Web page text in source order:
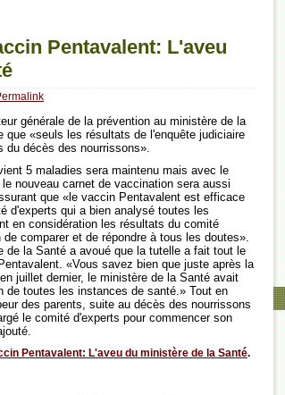
Pentavalent: L'aveu
générale de la prévention au ministère de la
que «seuls les résultats de l'enquête judiciaire
du décès des nourrissons».
5 maladies sera maintenu mais avec le
nouveau carnet de vaccination sera aussi
que «le vaccin Pentavalent est efficace
d'experts qui a bien analysé toutes les
en considération les résultats du comité
comparer et de répondre à tous les doutes».
de la Santé a avoué que la tutelle a fait tout le
«Vous savez bien que juste après la
juillet dernier, le ministère de la Santé avait
toutes les instances de santé.» Tout en
des parents, suite au décès des nourrissons
le comité d'experts pour commencer son
Pentavalent: L'aveu du ministère de la Santé.